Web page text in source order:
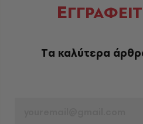
Ε
Tα καλύτερα